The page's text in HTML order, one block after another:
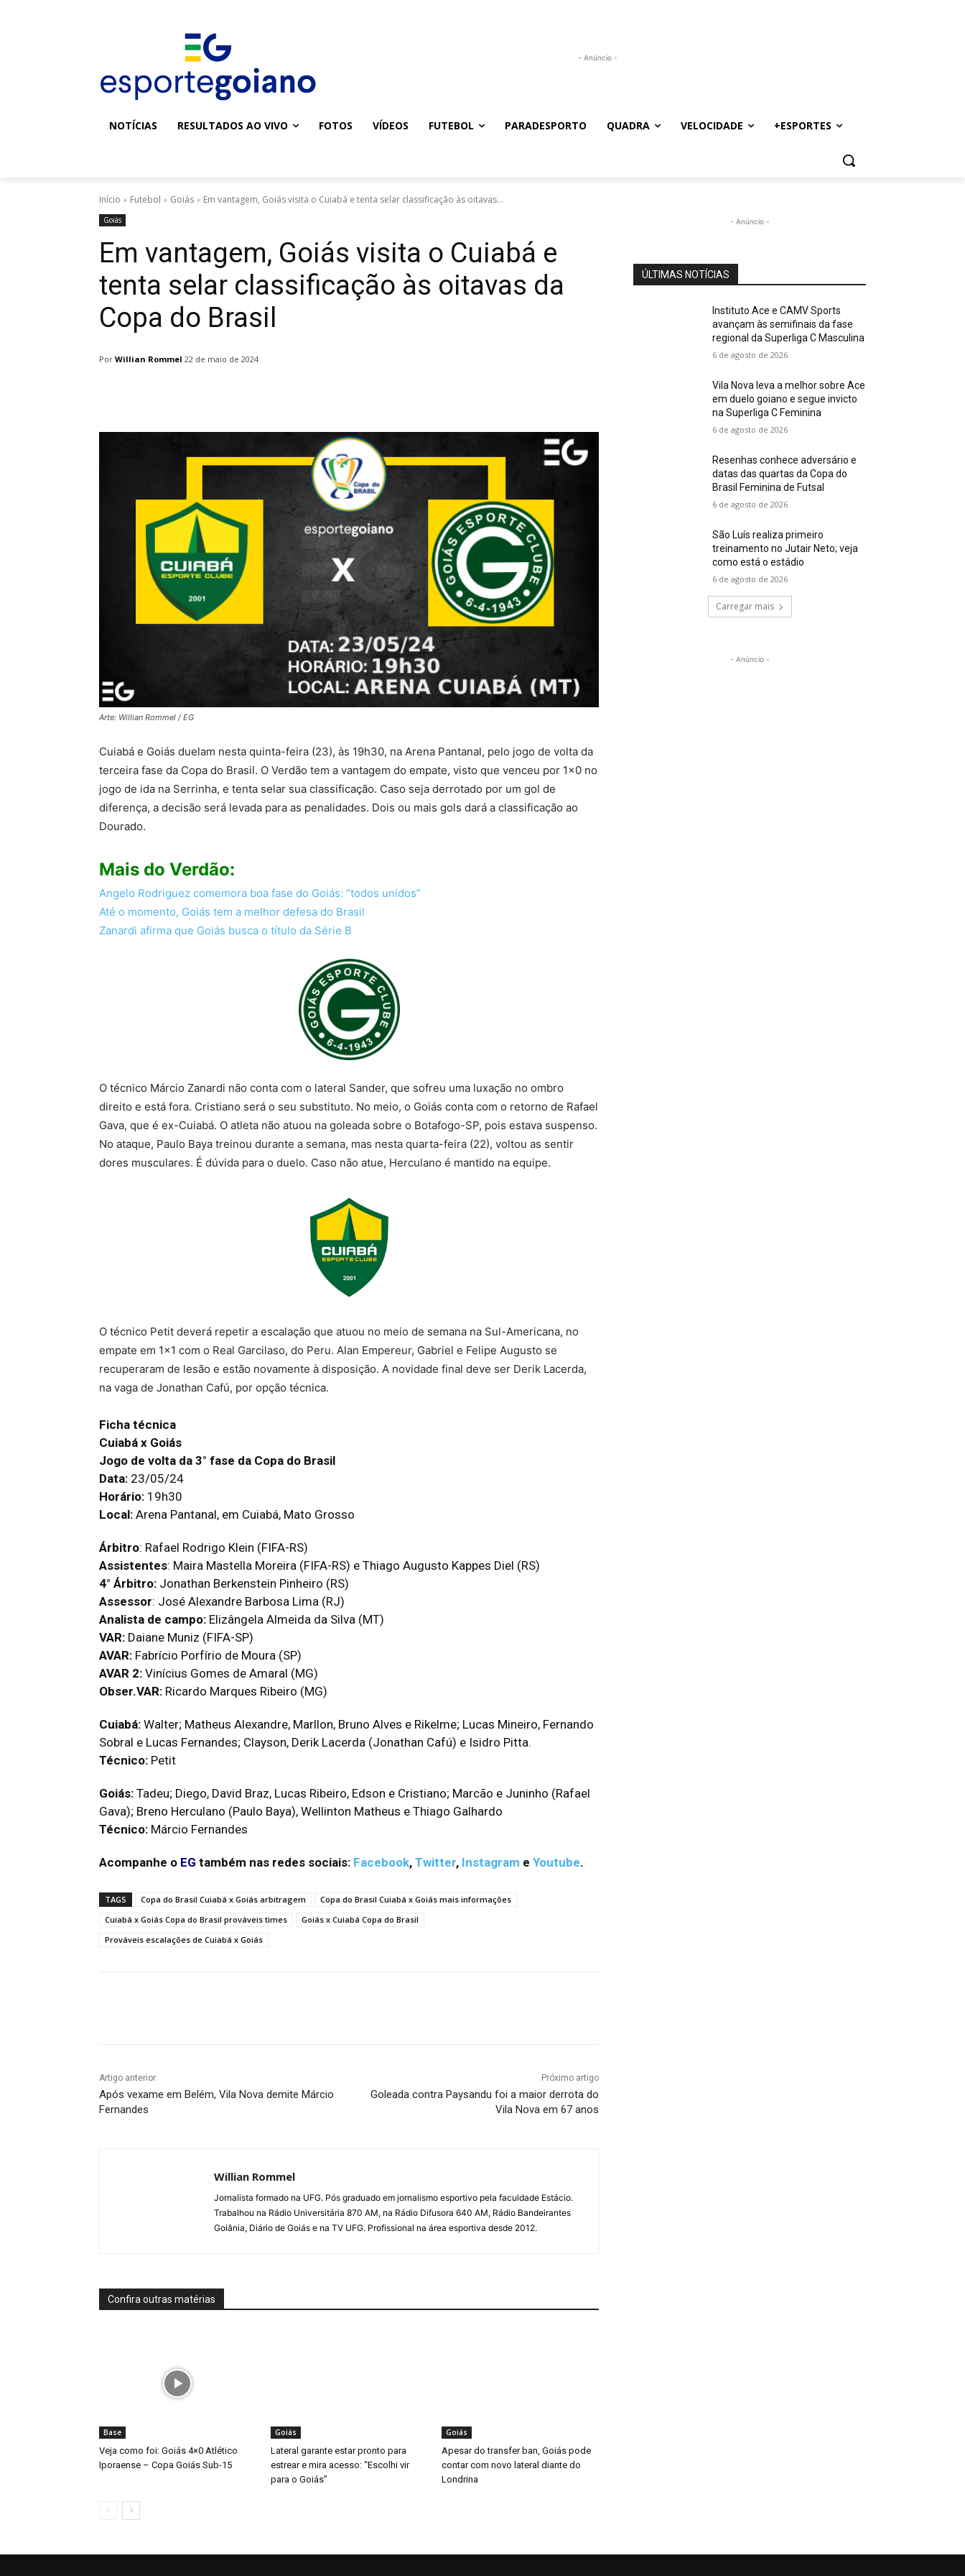
- Anúncio -
NOTÍCIAS RESULTADOS AO VIVO FOTOS VÍDEOS FUTEBOL PARADESPORTO QUADRA VELOCIDADE +ESPORTES
Início Futebol Goiás Em vantagem, Goiás visita o Cuiabá e tenta selar classificação às oitavas...
Goiás
Em vantagem, Goiás visita o Cuiabá e
tenta selar classificação às oitavas da
Copa do Brasil
Por Willian Rommel 22 de maio de 2024
Arte: Willian Rommel / EG
Cuiabá e Goiás duelam nesta quinta-feira (23), às 19h30, na Arena Pantanal, pelo jogo de volta da
terceira fase da Copa do Brasil. O Verdão tem a vantagem do empate, visto que venceu por 1×0 no
jogo de ida na Serrinha, e tenta selar sua classificação. Caso seja derrotado por um gol de
diferença, a decisão será levada para as penalidades. Dois ou mais gols dará a classificação ao
Dourado.
Mais do Verdão:
Angelo Rodriguez comemora boa fase do Goiás: “todos unidos”
Até o momento, Goiás tem a melhor defesa do Brasil
Zanardi afirma que Goiás busca o título da Série B
O técnico Márcio Zanardi não conta com o lateral Sander, que sofreu uma luxação no ombro
direito e está fora. Cristiano será o seu substituto. No meio, o Goiás conta com o retorno de Rafael
Gava, que é ex-Cuiabá. O atleta não atuou na goleada sobre o Botafogo-SP, pois estava suspenso.
No ataque, Paulo Baya treinou durante a semana, mas nesta quarta-feira (22), voltou as sentir
dores musculares. É dúvida para o duelo. Caso não atue, Herculano é mantido na equipe.
O técnico Petit deverá repetir a escalação que atuou no meio de semana na Sul-Americana, no
empate em 1×1 com o Real Garcilaso, do Peru. Alan Empereur, Gabriel e Felipe Augusto se
recuperaram de lesão e estão novamente à disposição. A novidade final deve ser Derik Lacerda,
na vaga de Jonathan Cafú, por opção técnica.
Ficha técnica
Cuiabá x Goiás
Jogo de volta da 3° fase da Copa do Brasil
Data: 23/05/24
Horário: 19h30
Local: Arena Pantanal, em Cuiabá, Mato Grosso
Árbitro: Rafael Rodrigo Klein (FIFA-RS)
Assistentes: Maira Mastella Moreira (FIFA-RS) e Thiago Augusto Kappes Diel (RS)
4° Árbitro: Jonathan Berkenstein Pinheiro (RS)
Assessor: José Alexandre Barbosa Lima (RJ)
Analista de campo: Elizângela Almeida da Silva (MT)
VAR: Daiane Muniz (FIFA-SP)
AVAR: Fabrício Porfírio de Moura (SP)
AVAR 2: Vinícius Gomes de Amaral (MG)
Obser.VAR: Ricardo Marques Ribeiro (MG)
Cuiabá: Walter; Matheus Alexandre, Marllon, Bruno Alves e Rikelme; Lucas Mineiro, Fernando
Sobral e Lucas Fernandes; Clayson, Derik Lacerda (Jonathan Cafú) e Isidro Pitta.
Técnico: Petit
Goiás: Tadeu; Diego, David Braz, Lucas Ribeiro, Edson e Cristiano; Marcão e Juninho (Rafael
Gava); Breno Herculano (Paulo Baya), Wellinton Matheus e Thiago Galhardo
Técnico: Márcio Fernandes
Acompanhe o EG também nas redes sociais: Facebook, Twitter, Instagram e Youtube.
TAGS Copa do Brasil Cuiabá x Goiás arbitragem
Copa do Brasil Cuiabá x Goiás mais informações
Cuiabá x Goiás Copa do Brasil prováveis times
Goiás x Cuiabá Copa do Brasil
Prováveis escalações de Cuiabá x Goiás
Artigo anterior
Após vexame em Belém, Vila Nova demite Márcio
Fernandes
Próximo artigo
Goleada contra Paysandu foi a maior derrota do
Vila Nova em 67 anos
Willian Rommel
Jornalista formado na UFG. Pós graduado em jornalismo esportivo pela faculdade Estácio.
Trabalhou na Rádio Universitária 870 AM, na Rádio Difusora 640 AM, Rádio Bandeirantes
Goiânia, Diário de Goiás e na TV UFG. Profissional na área esportiva desde 2012.
Confira outras matérias
Base
Veja como foi: Goiás 4×0 Atlético
Iporaense – Copa Goiás Sub-15
Goiás
Lateral garante estar pronto para
estrear e mira acesso: “Escolhi vir
para o Goiás”
Goiás
Apesar do transfer ban, Goiás pode
contar com novo lateral diante do
Londrina
- Anúncio -
ÚLTIMAS NOTÍCIAS
Instituto Ace e CAMV Sports
avançam às semifinais da fase
regional da Superliga C Masculina
6 de agosto de 2026
Vila Nova leva a melhor sobre Ace
em duelo goiano e segue invicto
na Superliga C Feminina
6 de agosto de 2026
Resenhas conhece adversário e
datas das quartas da Copa do
Brasil Feminina de Futsal
6 de agosto de 2026
São Luís realiza primeiro
treinamento no Jutair Neto; veja
como está o estádio
6 de agosto de 2026
Carregar mais
- Anúncio -